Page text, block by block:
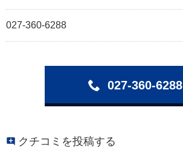
027-360-6288
027-360-6288
クチコミを投稿する